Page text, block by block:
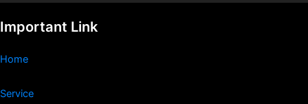
Important Link
Home
Service